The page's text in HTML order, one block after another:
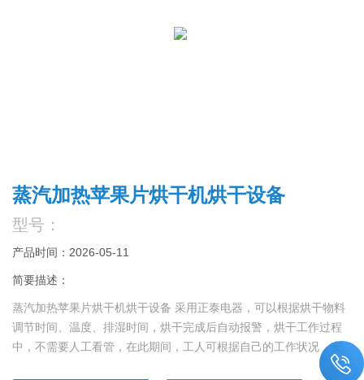
蒸汽加热苹果片烘干机烘干设备
型号：
产品时间：2026-05-11
简要描述：
蒸汽加热苹果片烘干机烘干设备 采用正泰电器，可以根据烘干物料
调节时间、温度、排湿时间，烘干完成后自动报警，烘干工作过程
中，不需要人工看管，在此期间，工人可根据自己的工作状况，安